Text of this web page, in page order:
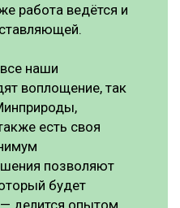
работа ведётся и
наши
воплощение, так
есть своя
позволяют
будет
— делится опытом